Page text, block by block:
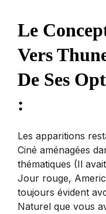
Le
Vers
De Ses
:
Les apparitions
Ciné aménagées
thématiques (Il
Jour rouge,
toujours évident
Naturel que vous